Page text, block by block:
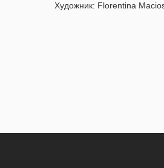
Художник: Florentina